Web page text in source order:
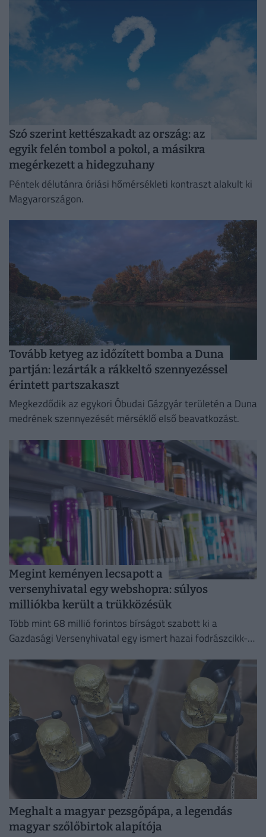
jelentik.
Szó szerint kettészakadt az ország: az
egyik felén tombol a pokol, a másikra
megérkezett a hidegzuhany
Péntek délutánra óriási hőmérsékleti kontraszt alakult ki
Magyarországon.
Tovább ketyeg az időzített bomba a Duna
partján: lezárták a rákkeltő szennyezéssel
érintett partszakaszt
Megkezdődik az egykori Óbudai Gázgyár területén a Duna
medrének szennyezését mérséklő első beavatkozást.
Megint keményen lecsapott a
versenyhivatal egy webshopra: súlyos
milliókba került a trükközésük
Több mint 68 millió forintos bírságot szabott ki a
Gazdasági Versenyhivatal egy ismert hazai fodrászcikk-
Meghalt a magyar pezsgőpápa, a legendás
magyar szőlőbirtok alapítója